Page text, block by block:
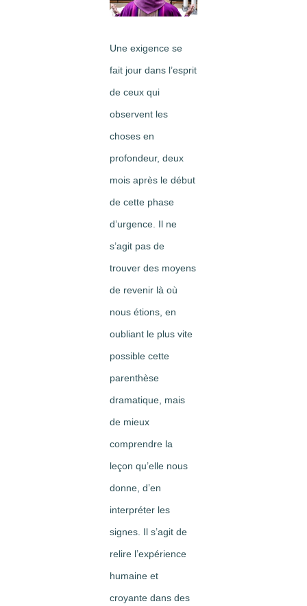
Image
Une exigence se
fait jour dans l’esprit
de ceux qui
observent les
choses en
profondeur, deux
mois après le début
de cette phase
d’urgence. Il ne
s’agit pas de
trouver des moyens
de revenir là où
nous étions, en
oubliant le plus vite
possible cette
parenthèse
dramatique, mais
de mieux
comprendre la
leçon qu’elle nous
donne, d’en
interpréter les
signes. Il s’agit de
relire l’expérience
humaine et
croyante dans des